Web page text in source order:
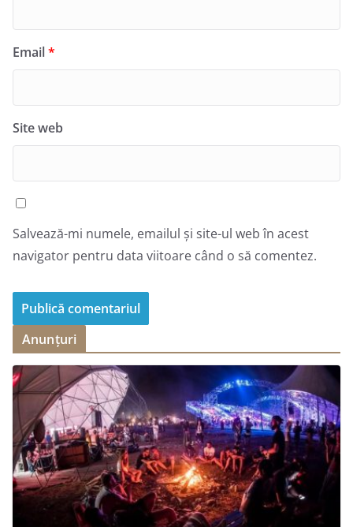
Email*
Site web
Salvează-mi numele, emailul și site-ul web în acest
navigator pentru data viitoare când o să comentez.
Anunțuri